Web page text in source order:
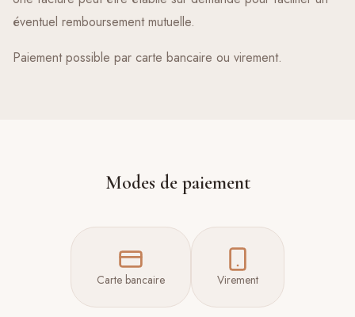
éventuel remboursement mutuelle.
Paiement possible par carte bancaire ou virement.
Modes de paiement
Carte bancaire Virement